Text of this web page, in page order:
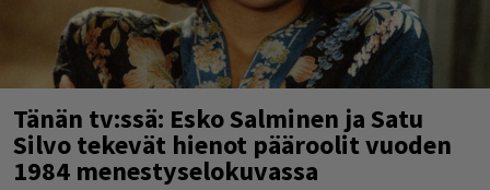
Tänän tv:ssä: Esko Salminen ja Satu
Silvo tekevät hienot pääroolit vuoden
1984 menestyselokuvassa